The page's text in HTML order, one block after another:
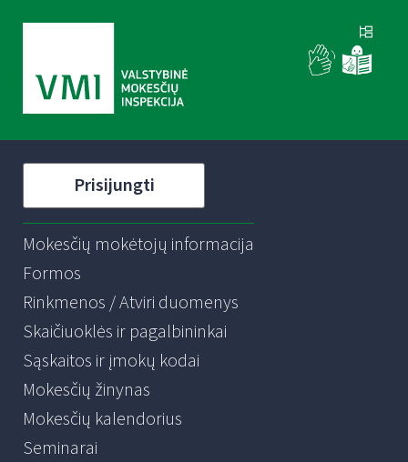
Prisijungti
Mokesčių mokėtojų informacija
Formos
Rinkmenos / Atviri duomenys
Skaičiuoklės ir pagalbininkai
Sąskaitos ir įmokų kodai
Mokesčių žinynas
Mokesčių kalendorius
Seminarai